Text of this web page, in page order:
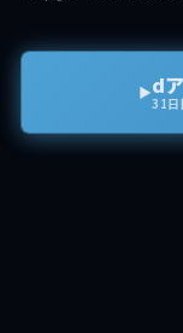
▶d
31日